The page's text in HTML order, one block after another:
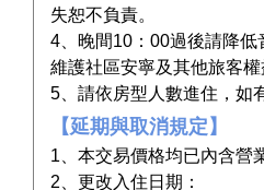
失恕不負責。
4、晚間10：00過後請降低
維護社區安寧及其他旅客權
5、請依房型人數進住，如
【延期與取消規定】
1、本交易價格均已內含營
2、更改入住日期：